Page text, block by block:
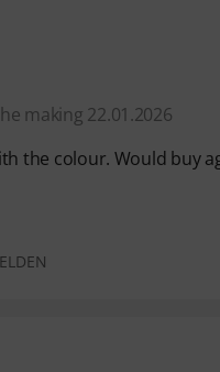
making 22.01.2026
the colour. Would buy